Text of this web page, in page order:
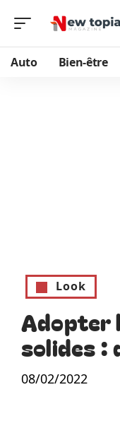
Auto Bien-être
Look
Adopter
solides :
08/02/2022